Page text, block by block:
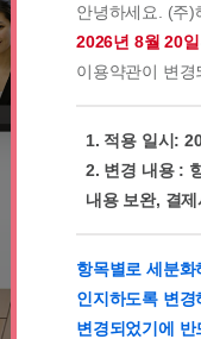
안녕하세요. (주)
2026년 8월 20일
이용약관이 변경
1. 적용 일시:
2. 변경 내용 :
내용 보완, 결
항목별로 세분
인지하도록 변
변경되었기에